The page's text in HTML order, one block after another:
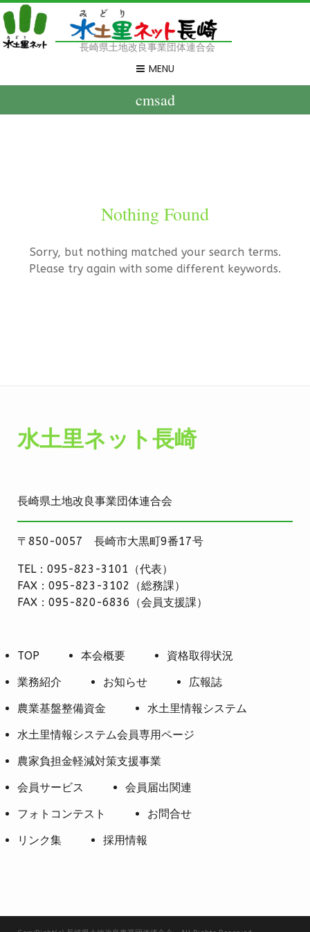
長崎県土地改良事業団体連合会
MENU
cmsad
Nothing Found
Sorry, but nothing matched your search terms.
Please try again with some different keywords.
水土里ネット長崎
長崎県土地改良事業団体連合会
〒850-0057 長崎市大黒町9番17号
TEL：095-823-3101（代表）
FAX：095-823-3102（総務課）
FAX：095-820-6836（会員支援課）
TOP 本会概要
資格取得状況
業務紹介
お知らせ
広報誌
農業基盤整備資金
水土里情報システム
水土里情報システム会員専用ページ
農家負担金軽減対策支援事業
会員サービス
会員届出関連
フォトコンテスト
お問合せ
リンク集
採用情報